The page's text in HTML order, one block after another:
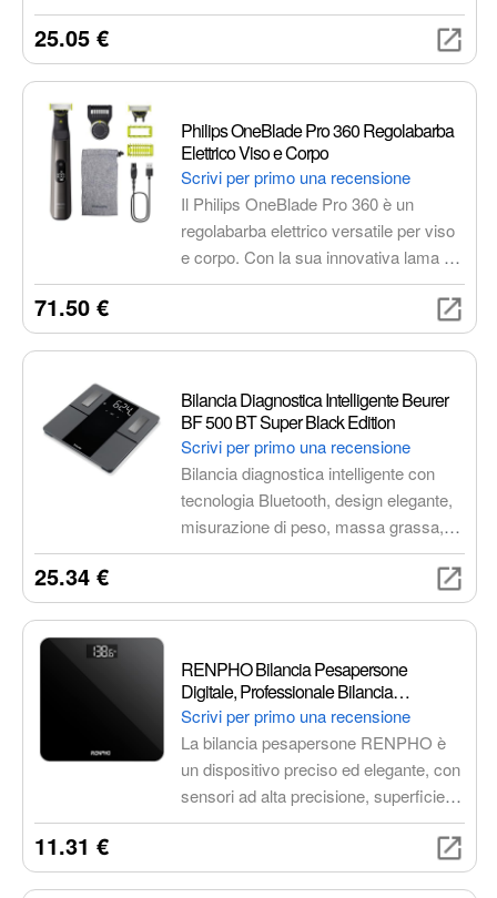
riscaldamento rapido. Ideale per
pochissimo tempo, anche sui capelli
25.05 €
Philips OneBlade Pro 360 Regolabarba
Elettrico Viso e Corpo
Scrivi per primo una recensione
Il Philips OneBlade Pro 360 è un
regolabarba elettrico versatile per viso
e corpo. Con la sua innovativa lama a
360°, rade, regola e rifinisce i peli di
rasatura confortevole e precisa.
dotato di una batteria a lunga durata e
di accessori per una cura completa.
71.50 €
Bilancia Diagnostica Intelligente Beurer
BF 500 BT Super Black Edition
Scrivi per primo una recensione
Bilancia diagnostica intelligente con
tecnologia Bluetooth, design elegante,
misurazione di peso, massa grassa,
acqua, muscoli, ossa, IMC, calorie e
HealthManager Pro per monitoraggio
25.34 €
RENPHO Bilancia Pesapersone
Digitale, Professionale Bilancia
Impedenziometrica in Vetro Temperato,
Max 180kg, Ultrasottile, Bilancia Corpo
con Sensori ad alta Precisione, Batterie
Incluse
Scrivi per primo una recensione
La bilancia pesapersone RENPHO è
un dispositivo preciso ed elegante, con
sensori ad alta precisione, superficie in
vetro temperato e design sottile. Offre
misurazioni accurate fino a 0,05 kg/0,1
lb, con accensione/spegnimento
11.31 €